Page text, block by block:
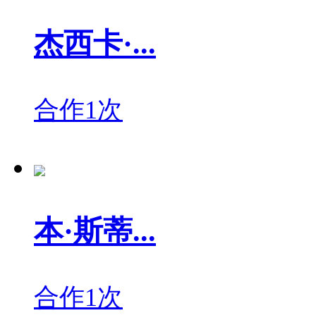
杰西卡·...
合作1次
本·斯蒂...
合作1次